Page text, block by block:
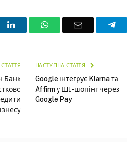
LinkedInWhatsAppEmail
Банк
НАСТУПНА СТАТТЯ
Google інтегрує Klarna та
Affirm у ШІ-шопінг через
Google Pay